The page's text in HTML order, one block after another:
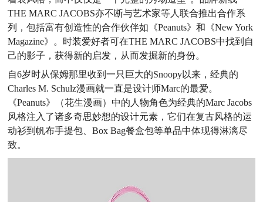
THE MARC JACOBS亦不断与艺术家等人联合推出合作系
列，包括富有创造性的合作伙伴如《Peanuts》和《New York
Magazine》。时装爱好者可在THE MARC JACOBS中找到自
己的影子，获得新的启发，从而发掘新的身份。
自6岁时从保姆那里收到一只巨大的Snoopy以来，经典的
Charles M. Schulz漫画就一直是设计师Marc的最爱。
《Peanuts》（花生漫画）中的人物角色为经典的Marc Jacobs
风格注入了诸多奇思妙想的设计元素，它们在复古风格的运
动衫到帆布手提包、Box Bag餐盒包等单品中体现得淋漓尽
致。